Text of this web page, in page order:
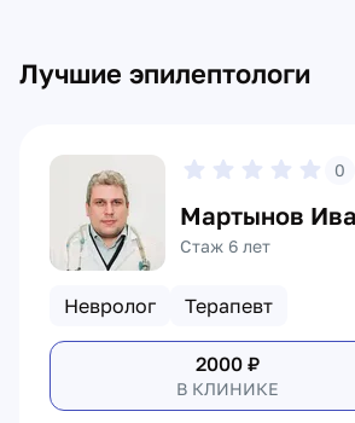
Лучшие эпилептологи
0
Мартынов
Стаж 6 лет
Невролог Терапевт
2000 ₽
В КЛИНИКЕ